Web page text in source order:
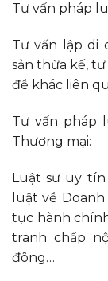
Tư vấn pháp
Tư vấn lập di
sản thừa kế,
đề khác liên
Tư vấn pháp
Thương mại:
Luật sư uy
luật về
tục hành
tranh chấp
đông…